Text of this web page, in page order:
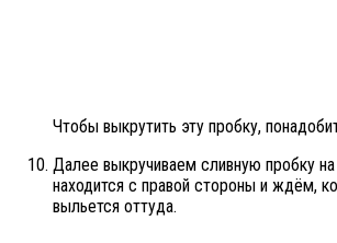
Чтобы выкрутить эту пробку,
Далее выкручиваем сливную пробку
находится с правой стороны и ждём,
выльется оттуда.